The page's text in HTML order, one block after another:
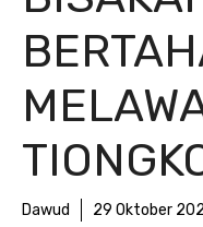
Dawud 29 Oktober